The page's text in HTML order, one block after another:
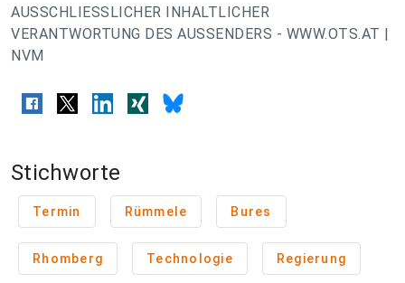
AUSSCHLIESSLICHER INHALTLICHER
VERANTWORTUNG DES AUSSENDERS - WWW.OTS.AT |
NVM
Stichworte
Termin Rümmele Bures
Rhomberg Technologie Regierung